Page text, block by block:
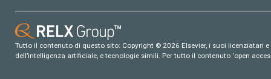
Tutto il contenuto di questo sito: Copyright © 2026 Elsevier, i suoi
dell’intelligenza artificiale, e tecnologie simili. Per tutto il contenuto ‘open